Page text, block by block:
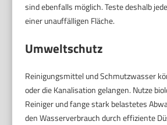
sind ebenfalls möglich. Teste deshalb
einer unauffälligen Fläche.
Umweltschutz
Reinigungsmittel und Schmutzwasser
oder die Kanalisation gelangen. Nutze
Reiniger und fange stark belastetes
den Wasserverbrauch durch effiziente